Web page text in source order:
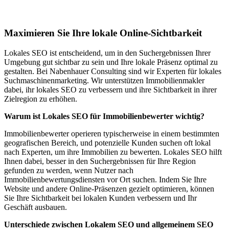
Maximieren Sie Ihre lokale Online-Sichtbarkeit
Lokales SEO ist entscheidend, um in den Suchergebnissen Ihrer
Umgebung gut sichtbar zu sein und Ihre lokale Präsenz optimal zu
gestalten. Bei Nabenhauer Consulting sind wir Experten für lokales
Suchmaschinenmarketing. Wir unterstützen Immobilienmakler
dabei, ihr lokales SEO zu verbessern und ihre Sichtbarkeit in ihrer
Zielregion zu erhöhen.
Warum ist Lokales SEO für Immobilienbewerter wichtig?
Immobilienbewerter operieren typischerweise in einem bestimmten
geografischen Bereich, und potenzielle Kunden suchen oft lokal
nach Experten, um ihre Immobilien zu bewerten. Lokales SEO hilft
Ihnen dabei, besser in den Suchergebnissen für Ihre Region
gefunden zu werden, wenn Nutzer nach
Immobilienbewertungsdiensten vor Ort suchen. Indem Sie Ihre
Website und andere Online-Präsenzen gezielt optimieren, können
Sie Ihre Sichtbarkeit bei lokalen Kunden verbessern und Ihr
Geschäft ausbauen.
Unterschiede zwischen Lokalem SEO und allgemeinem SEO